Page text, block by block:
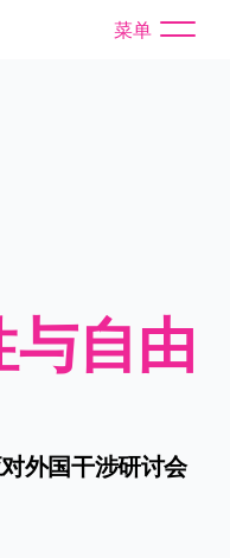
菜单
自由
外国干涉研讨会